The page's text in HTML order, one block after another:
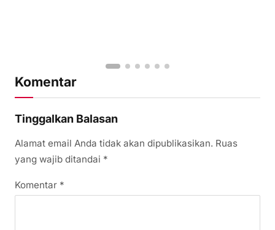
Komentar
Tinggalkan Balasan
Alamat email Anda tidak akan dipublikasikan. Ruas
yang wajib ditandai *
Komentar *